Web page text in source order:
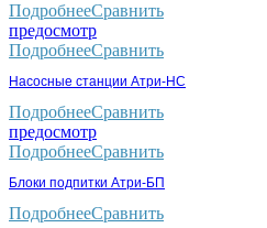
ПодробнееСравнить
предосмотр
ПодробнееСравнить
Насосные станции Атри-НС
ПодробнееСравнить
предосмотр
ПодробнееСравнить
Блоки подпитки Атри-БП
ПодробнееСравнить